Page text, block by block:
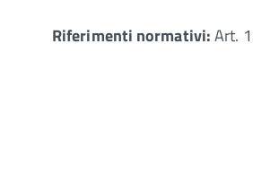
Riferimenti normativi:Art.